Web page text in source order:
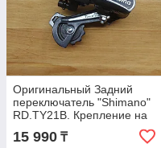
Оригинальный Задний
переключатель "Shimano"
RD.TY21B. Крепление на
ось велосипеда. Суппорт.
Перекидка.
15 990 ₸